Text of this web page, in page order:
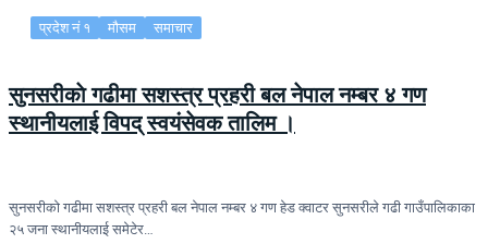
प्रदेश नं १ मौसम समाचार
सुनसरीकाे गढीमा सशस्त्र प्रहरी बल नेपाल नम्बर ४ गण
स्थानीयलाई विपद् स्वयंसेवक तालिम ।
सुनसरीकाे गढीमा सशस्त्र प्रहरी बल नेपाल नम्बर ४ गण हेड क्वाटर सुनसरीले गढी गाउँपालिकाका
२५ जना स्थानीयलाई समेटेर…